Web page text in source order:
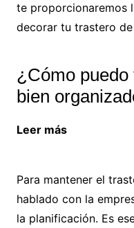
te proporcionaremos
decorar tu trastero
¿Cómo
bien
Leer más
Para mantener el
hablado con la
la planificación. Es